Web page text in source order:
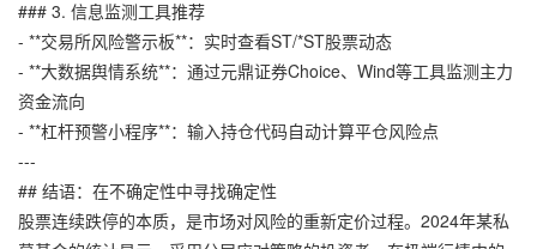
### 3. 信息监测工具推荐
- **交易所风险警示板**：实时查看ST/*ST股票动态
- **大数据舆情系统**：通过元鼎证券Choice、Wind等工具监测主力
资金流向
- **杠杆预警小程序**：输入持仓代码自动计算平仓风险点
---
## 结语：在不确定性中寻找确定性
股票连续跌停的本质，是市场对风险的重新定价过程。2024年某私